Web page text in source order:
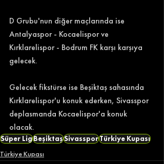
D Grubu'nun diğer maçlarında ise
Antalyaspor - Kocaelispor ve
Kırklarelispor - Bodrum FK karşı karşıya
gelecek.
Gelecek fikstürse ise Beşiktaş sahasında
Kırklarelispor'u konuk ederken, Sivasspor
deplasmanda Kocaelispor'a konuk
olacak.
Süper LigBeşiktaşSivassporTürkiye Kupası
Türkiye Kupası